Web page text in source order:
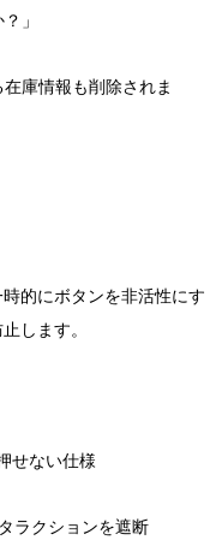
」
庫情報も削除されま
的にボタンを非活性にす
します。
せない仕様
ラクションを遮断